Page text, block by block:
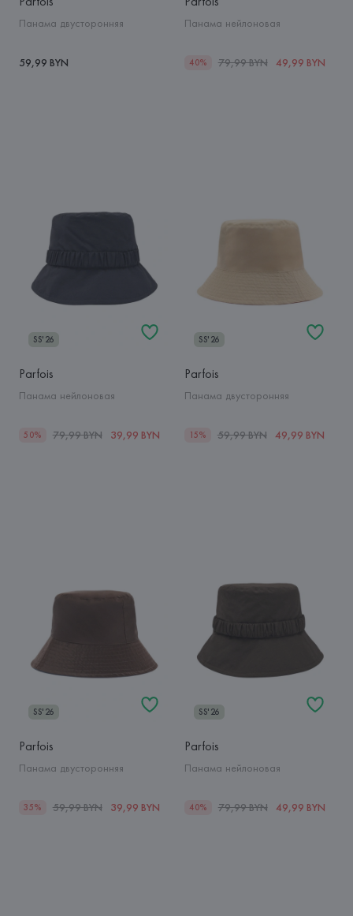
Панама двусторонняя
59,99 BYN
Панама нейлоновая
40% 79,99 BYN 49,99 BYN
SS'26
Parfois
Панама нейлоновая
50% 79,99 BYN 39,99 BYN
SS'26
Parfois
Панама двусторонняя
15% 59,99 BYN 49,99 BYN
SS'26
Parfois
Панама двусторонняя
35% 59,99 BYN 39,99 BYN
SS'26
Parfois
Панама нейлоновая
40% 79,99 BYN 49,99 BYN